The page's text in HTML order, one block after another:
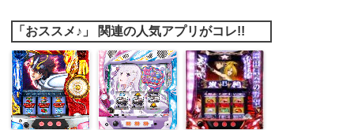
「おススメ♪」 関連の人気アプリがコレ!!